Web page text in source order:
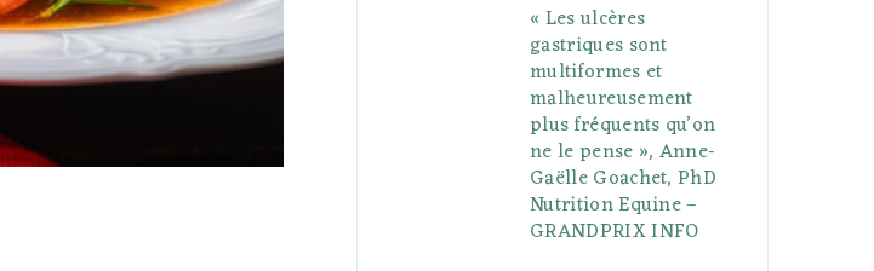
« Les ulcères
gastriques sont
multiformes et
malheureusement
plus fréquents qu’on
ne le pense », Anne-
Gaëlle Goachet, PhD
Nutrition Equine –
GRANDPRIX INFO